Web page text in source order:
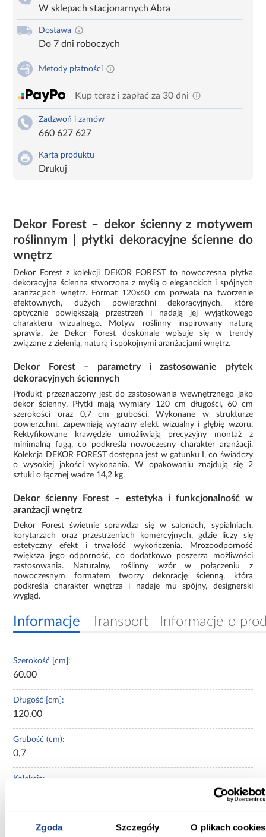
Zgoda Szczegóły O plikach cookies
W sklepach stacjonarnych Abra
Dostawa
Do 7 dni roboczych
Metody płatności
Kup teraz i zapłać za 30 dni
Zadzwoń i zamów
660 627 627
Karta produktu
Drukuj
Dekor Forest – dekor ścienny z motywem
roślinnym | płytki dekoracyjne ścienne do
wnętrz
Dekor Forest z kolekcji DEKOR FOREST to nowoczesna płytka
dekoracyjna ścienna stworzona z myślą o eleganckich i spójnych
aranżacjach wnętrz. Format 120x60 cm pozwala na tworzenie
efektownych, dużych powierzchni dekoracyjnych, które
optycznie powiększają przestrzeń i nadają jej wyjątkowego
charakteru wizualnego. Motyw roślinny inspirowany naturą
sprawia, że Dekor Forest doskonale wpisuje się w trendy
związane z zielenią, naturą i spokojnymi aranżacjami wnętrz.
Dekor Forest – parametry i zastosowanie płytek
dekoracyjnych ściennych
Produkt przeznaczony jest do zastosowania wewnętrznego jako
dekor ścienny. Płytki mają wymiary 120 cm długości, 60 cm
szerokości oraz 0,7 cm grubości. Wykonane w strukturze
powierzchni, zapewniają wyraźny efekt wizualny i głębię wzoru.
Rektyfikowane krawędzie umożliwiają precyzyjny montaż z
minimalną fugą, co podkreśla nowoczesny charakter aranżacji.
Kolekcja DEKOR FOREST dostępna jest w gatunku I, co świadczy
o wysokiej jakości wykonania. W opakowaniu znajdują się 2
sztuki o łącznej wadze 14,2 kg.
Dekor ścienny Forest – estetyka i funkcjonalność w
aranżacji wnętrz
Dekor Forest świetnie sprawdza się w salonach, sypialniach,
korytarzach oraz przestrzeniach komercyjnych, gdzie liczy się
estetyczny efekt i trwałość wykończenia. Mrozoodporność
zwiększa jego odporność, co dodatkowo poszerza możliwości
zastosowania. Naturalny, roślinny wzór w połączeniu z
nowoczesnym formatem tworzy dekorację ścienną, która
podkreśla charakter wnętrza i nadaje mu spójny, designerski
wygląd.
Informacje Transport Informacje o
Szerokość [cm]:
60.00
Długość [cm]:
120.00
Grubość (cm):
0,7
Kolekcja:
dekor